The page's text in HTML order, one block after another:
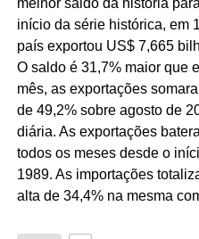
melhor saldo da história
início da série histórica, em
país exportou US$ 7,665
O saldo é 31,7% maior que
mês, as exportações
de 49,2% sobre agosto de
diária. As exportações
todos os meses desde o
1989. As importações
alta de 34,4% na mesma